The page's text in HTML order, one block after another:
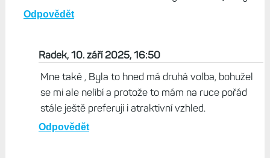
a doinstalovaný od vývojáře nefunguje tak jak bych si
na dokoupení všechny své historicky vytvořené ciferníky
Život s Garminem, 10. září 2025, 16:42
A přesně pro ty, co nepotřebují volat a potápět se, je